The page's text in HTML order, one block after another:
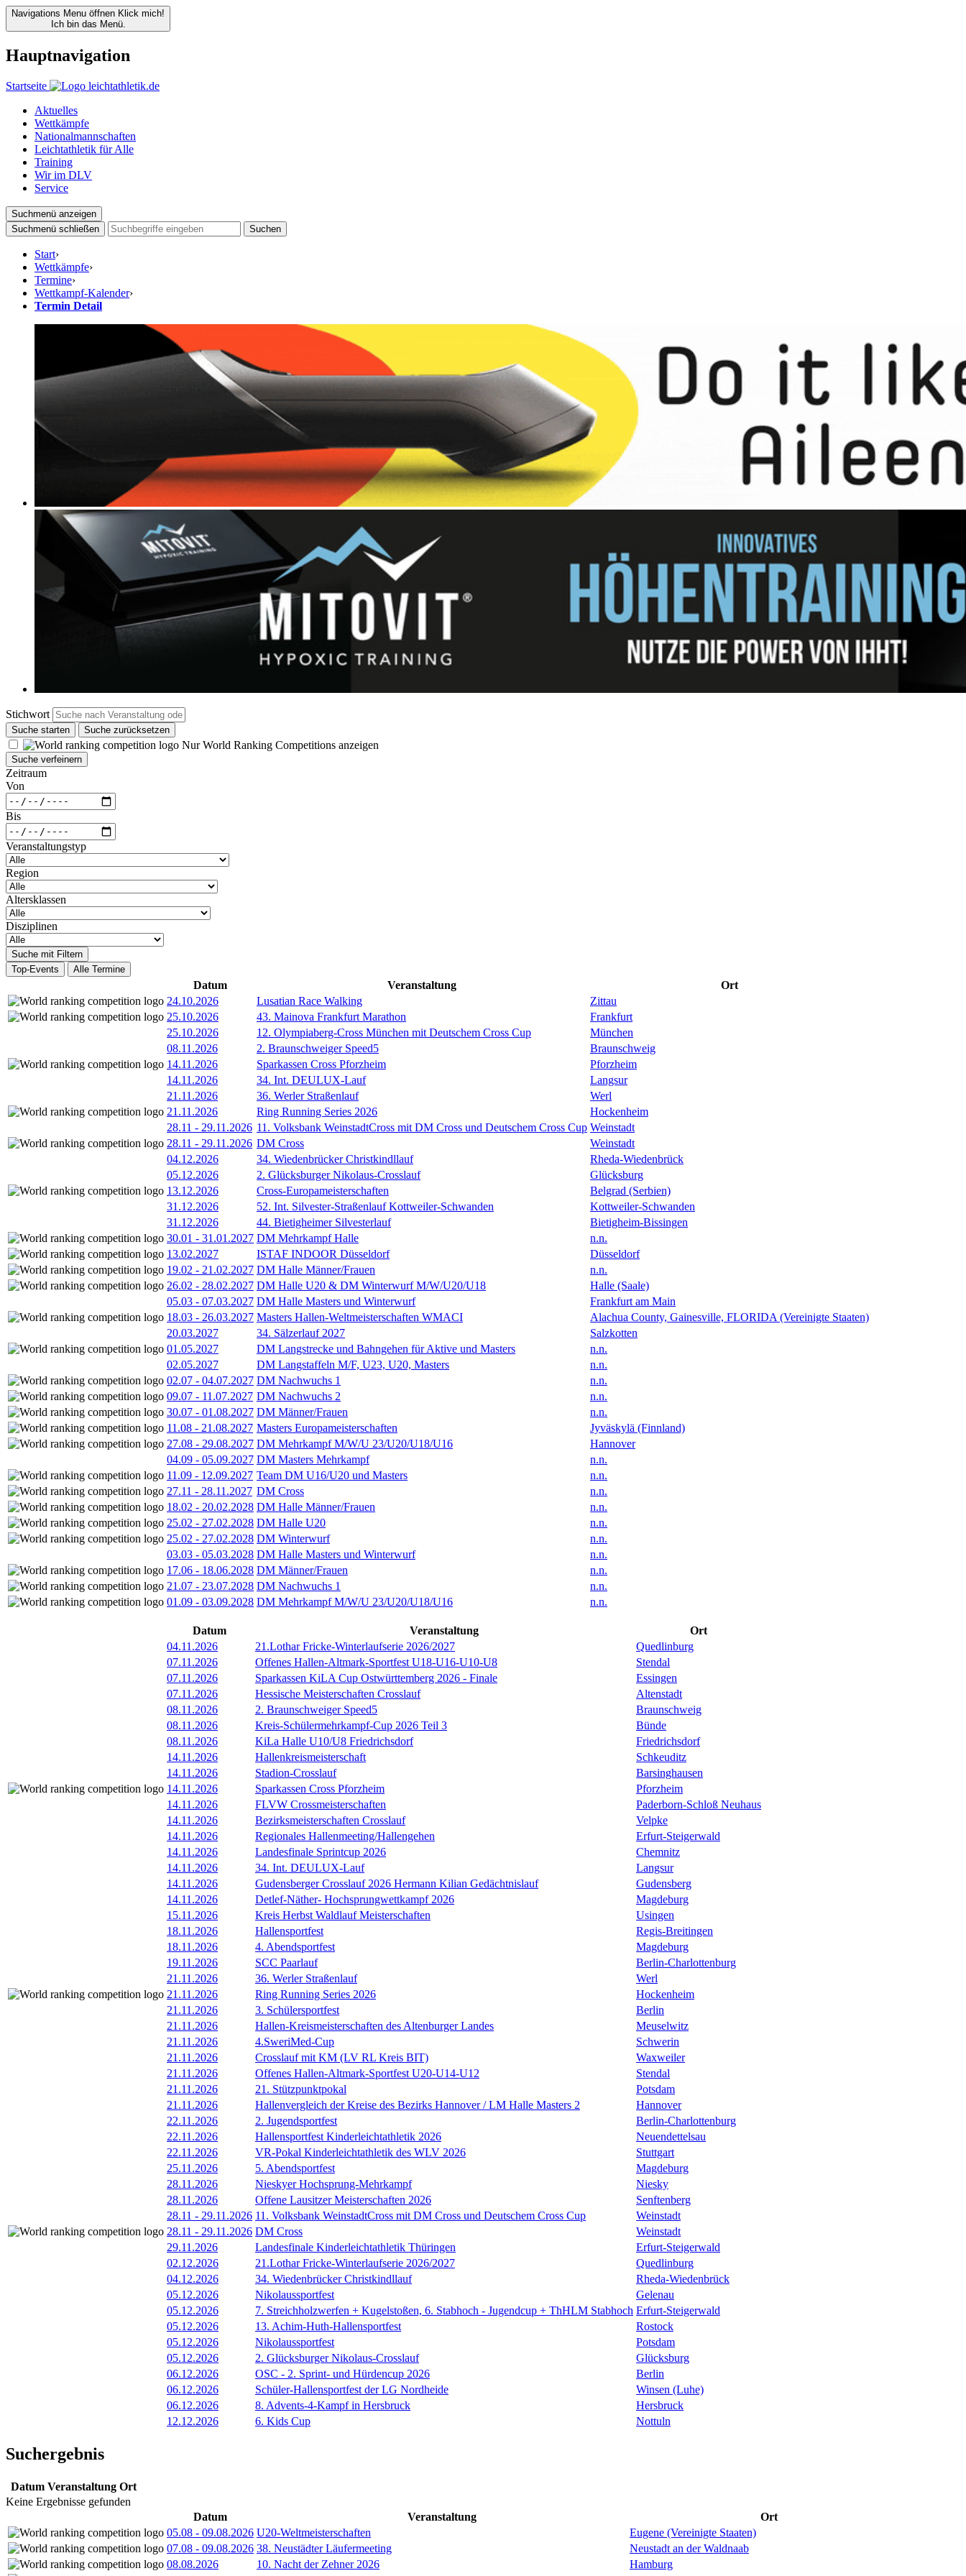
Navigations Menu öffnen Klick mich!
Ich bin das Menü.
Hauptnavigation
Startseite
Aktuelles
Wettkämpfe
Nationalmannschaften
Leichtathletik für Alle
Training
Wir im DLV
Service
Suchmenü anzeigen
Suchmenü schließen
Suchen
Start›
Wettkämpfe›
Termine›
Wettkampf-Kalender›
Termin Detail
Stichwort
Suche starten Suche zurücksetzen
Nur World Ranking Competitions anzeigen
Suche verfeinern
Zeitraum
Von
Bis
Veranstaltungstyp
Region
Altersklassen
Disziplinen
Suche mit Filtern
Top-Events
Alle Termine
Datum Veranstaltung
Ort
24.10.2026
Lusatian Race Walking
Zittau
25.10.2026
43. Mainova Frankfurt Marathon
Frankfurt
25.10.2026
12. Olympiaberg-Cross München mit Deutschem Cross Cup
München
08.11.2026
2. Braunschweiger Speed5
Braunschweig
14.11.2026
Sparkassen Cross Pforzheim
Pforzheim
14.11.2026
34. Int. DEULUX-Lauf
Langsur
21.11.2026
36. Werler Straßenlauf
Werl
21.11.2026
Ring Running Series 2026
Hockenheim
28.11 - 29.11.2026 11. Volksbank WeinstadtCross mit DM Cross und Deutschem Cross Cup Weinstadt
28.11 - 29.11.2026 DM Cross
Weinstadt
04.12.2026
34. Wiedenbrücker Christkindllauf
Rheda-Wiedenbrück
05.12.2026
2. Glücksburger Nikolaus-Crosslauf
Glücksburg
13.12.2026
Cross-Europameisterschaften
Belgrad (Serbien)
31.12.2026
52. Int. Silvester-Straßenlauf Kottweiler-Schwanden
Kottweiler-Schwanden
31.12.2026
44. Bietigheimer Silvesterlauf
Bietigheim-Bissingen
30.01 - 31.01.2027 DM Mehrkampf Halle
n.n.
13.02.2027
ISTAF INDOOR Düsseldorf
Düsseldorf
19.02 - 21.02.2027 DM Halle Männer/Frauen
n.n.
26.02 - 28.02.2027 DM Halle U20 & DM Winterwurf M/W/U20/U18
Halle (Saale)
05.03 - 07.03.2027 DM Halle Masters und Winterwurf
Frankfurt am Main
18.03 - 26.03.2027 Masters Hallen-Weltmeisterschaften WMACI
Alachua County, Gainesville, FLORIDA (Vereinigte Staaten)
20.03.2027
34. Sälzerlauf 2027
Salzkotten
01.05.2027
DM Langstrecke und Bahngehen für Aktive und Masters
n.n.
02.05.2027
DM Langstaffeln M/F, U23, U20, Masters
n.n.
02.07 - 04.07.2027 DM Nachwuchs 1
n.n.
09.07 - 11.07.2027 DM Nachwuchs 2
n.n.
30.07 - 01.08.2027 DM Männer/Frauen
n.n.
11.08 - 21.08.2027 Masters Europameisterschaften
Jyväskylä (Finnland)
27.08 - 29.08.2027 DM Mehrkampf M/W/U 23/U20/U18/U16
Hannover
04.09 - 05.09.2027 DM Masters Mehrkampf
n.n.
11.09 - 12.09.2027 Team DM U16/U20 und Masters
n.n.
27.11 - 28.11.2027 DM Cross
n.n.
18.02 - 20.02.2028 DM Halle Männer/Frauen
n.n.
25.02 - 27.02.2028 DM Halle U20
n.n.
25.02 - 27.02.2028 DM Winterwurf
n.n.
03.03 - 05.03.2028 DM Halle Masters und Winterwurf
n.n.
17.06 - 18.06.2028 DM Männer/Frauen
n.n.
21.07 - 23.07.2028 DM Nachwuchs 1
n.n.
01.09 - 03.09.2028 DM Mehrkampf M/W/U 23/U20/U18/U16 n.n.
Datum Veranstaltung
Ort
04.11.2026
21.Lothar Fricke-Winterlaufserie 2026/2027
Quedlinburg
07.11.2026
Offenes Hallen-Altmark-Sportfest U18-U16-U10-U8
Stendal
07.11.2026
Sparkassen KiLA Cup Ostwürttemberg 2026 - Finale
Essingen
07.11.2026
Hessische Meisterschaften Crosslauf
Altenstadt
08.11.2026
2. Braunschweiger Speed5
Braunschweig
08.11.2026
Kreis-Schülermehrkampf-Cup 2026 Teil 3
Bünde
08.11.2026
KiLa Halle U10/U8 Friedrichsdorf
Friedrichsdorf
14.11.2026
Hallenkreismeisterschaft
Schkeuditz
14.11.2026
Stadion-Crosslauf
Barsinghausen
14.11.2026
Sparkassen Cross Pforzheim
Pforzheim
14.11.2026
FLVW Crossmeisterschaften
Paderborn-Schloß Neuhaus
14.11.2026
Bezirksmeisterschaften Crosslauf
Velpke
14.11.2026
Regionales Hallenmeeting/Hallengehen
Erfurt-Steigerwald
14.11.2026
Landesfinale Sprintcup 2026
Chemnitz
14.11.2026
34. Int. DEULUX-Lauf
Langsur
14.11.2026
Gudensberger Crosslauf 2026 Hermann Kilian Gedächtnislauf
Gudensberg
14.11.2026
Detlef-Näther- Hochsprungwettkampf 2026
Magdeburg
15.11.2026
Kreis Herbst Waldlauf Meisterschaften
Usingen
18.11.2026
Hallensportfest
Regis-Breitingen
18.11.2026
4. Abendsportfest
Magdeburg
19.11.2026
SCC Paarlauf
Berlin-Charlottenburg
21.11.2026
36. Werler Straßenlauf
Werl
21.11.2026
Ring Running Series 2026
Hockenheim
21.11.2026
3. Schülersportfest
Berlin
21.11.2026
Hallen-Kreismeisterschaften des Altenburger Landes
Meuselwitz
21.11.2026
4.SweriMed-Cup
Schwerin
21.11.2026
Crosslauf mit KM (LV RL Kreis BIT)
Waxweiler
21.11.2026
Offenes Hallen-Altmark-Sportfest U20-U14-U12
Stendal
21.11.2026
21. Stützpunktpokal
Potsdam
21.11.2026
Hallenvergleich der Kreise des Bezirks Hannover / LM Halle Masters 2
Hannover
22.11.2026
2. Jugendsportfest
Berlin-Charlottenburg
22.11.2026
Hallensportfest Kinderleichtathletik 2026
Neuendettelsau
22.11.2026
VR-Pokal Kinderleichtathletik des WLV 2026
Stuttgart
25.11.2026
5. Abendsportfest
Magdeburg
28.11.2026
Nieskyer Hochsprung-Mehrkampf
Niesky
28.11.2026
Offene Lausitzer Meisterschaften 2026
Senftenberg
28.11 - 29.11.2026 11. Volksbank WeinstadtCross mit DM Cross und Deutschem Cross Cup
Weinstadt
28.11 - 29.11.2026 DM Cross
Weinstadt
29.11.2026
Landesfinale Kinderleichtathletik Thüringen
Erfurt-Steigerwald
02.12.2026
21.Lothar Fricke-Winterlaufserie 2026/2027
Quedlinburg
04.12.2026
34. Wiedenbrücker Christkindllauf
Rheda-Wiedenbrück
05.12.2026
Nikolaussportfest
Gelenau
05.12.2026
7. Streichholzwerfen + Kugelstoßen, 6. Stabhoch - Jugendcup + ThHLM Stabhoch Erfurt-Steigerwald
05.12.2026
13. Achim-Huth-Hallensportfest
Rostock
05.12.2026
Nikolaussportfest
Potsdam
05.12.2026
2. Glücksburger Nikolaus-Crosslauf
Glücksburg
06.12.2026
OSC - 2. Sprint- und Hürdencup 2026
Berlin
06.12.2026
Schüler-Hallensportfest der LG Nordheide
Winsen (Luhe)
06.12.2026
8. Advents-4-Kampf in Hersbruck
Hersbruck
12.12.2026
6. Kids Cup Nottuln
Suchergebnis
Datum Veranstaltung Ort
Keine Ergebnisse gefunden
Datum
Veranstaltung
Ort
05.08 - 09.08.2026 U20-Weltmeisterschaften
Eugene (Vereinigte Staaten)
07.08 - 09.08.2026 38. Neustädter Läufermeeting
Neustadt an der Waldnaab
08.08.2026
10. Nacht der Zehner 2026
Hamburg